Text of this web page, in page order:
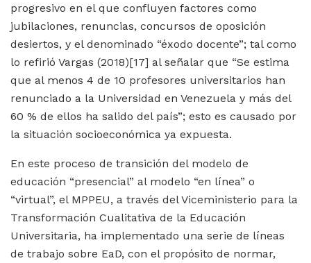
progresivo en el que confluyen factores como
jubilaciones, renuncias, concursos de oposición
desiertos, y el denominado “éxodo docente”; tal como
lo refirió Vargas (2018)[17] al señalar que “Se estima
que al menos 4 de 10 profesores universitarios han
renunciado a la Universidad en Venezuela y más del
60 % de ellos ha salido del país”; esto es causado por
la situación socioeconómica ya expuesta.
En este proceso de transición del modelo de
educación “presencial” al modelo “en línea” o
“virtual”, el MPPEU, a través del Viceministerio para la
Transformación Cualitativa de la Educación
Universitaria, ha implementado una serie de líneas
de trabajo sobre EaD, con el propósito de normar,